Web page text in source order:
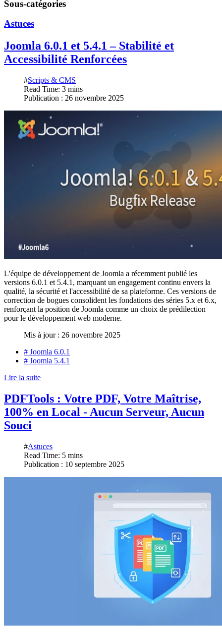
Sous-catégories
Astuces
Joomla 6.0.1 et 5.4.1 – Stabilité et
Accessibilité Renforcées
#Scripts & CMS
Read Time: 3 mins
Publication : 26 novembre 2025
L'équipe de développement de Joomla a récemment publié les
versions 6.0.1 et 5.4.1, marquant un engagement continu envers la
qualité, la sécurité et l'accessibilité de sa plateforme. Ces versions de
correction de bogues consolident les fondations des séries 5.x et 6.x,
renforçant la position de Joomla comme un choix de prédilection
pour le développement web moderne.
Mis à jour : 26 novembre 2025
# Joomla 6.0.1
# Joomla 5.4.1
Lire la suite
PDFTools : Votre PDF, Votre Maîtrise,
100% en Local - Aucun Serveur, Aucun
Souci
#Astuces
Read Time: 5 mins
Publication : 10 septembre 2025